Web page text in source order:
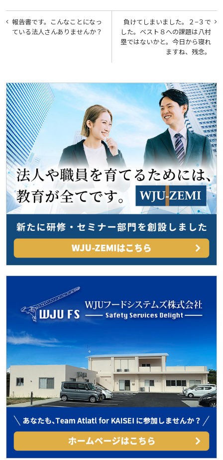
投
稿
ゲ
ー
シ
ョ
ン
負けてしまいました。２−３で
した。ベスト８への課題は八村
塁ではないかと。今日から寝れ
ますね、残念。
報告書です。こんなことになっ
ている法人さんありませんか？